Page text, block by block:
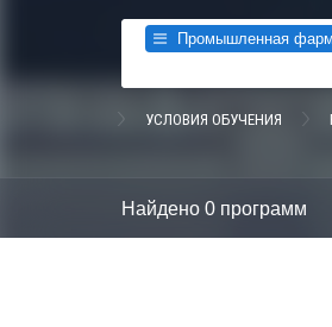
Промышленная
УСЛОВИЯ ОБУЧЕНИЯ
Найдено 0 программ